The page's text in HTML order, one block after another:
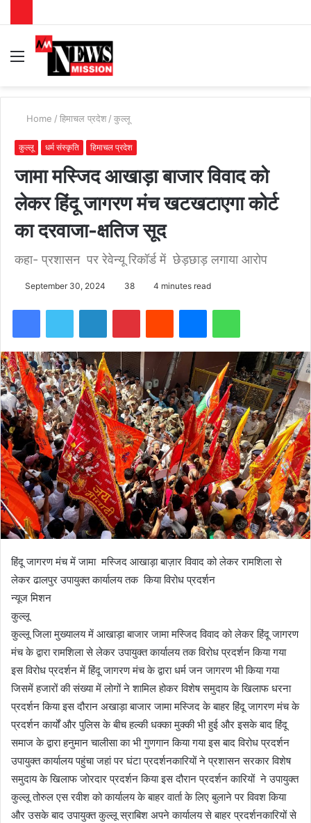
Menu
Home / हिमाचल प्रदेश / कुल्लू
कुल्लू धर्म संस्कृति हिमाचल प्रदेश
जामा मस्जिद आखाड़ा बाजार विवाद को
लेकर हिंदू जागरण मंच खटखटाएगा कोर्ट
का दरवाजा-क्षतिज सूद
कहा- प्रशासन पर रेवेन्यू रिकॉर्ड में छेड़छाड़ लगाया आरोप
September 30, 2024 38 4 minutes read
हिंदू जागरण मंच में जामा मस्जिद आखाड़ा बाज़ार विवाद को लेकर रामशिला से
लेकर ढालपुर उपायुक्त कार्यालय तक किया विरोध प्रदर्शन
न्यूज मिशन
कुल्लू
कुल्लू जिला मुख्यालय में आखाड़ा बाजार जामा मस्जिद विवाद को लेकर हिंदू जागरण
मंच के द्वारा रामशिला से लेकर उपायुक्त कार्यालय तक विरोध प्रदर्शन किया गया
इस विरोध प्रदर्शन में हिंदू जागरण मंच के द्वारा धर्म जन जागरण भी किया गया
जिसमें हजारों की संख्या में लोगों ने शामिल होकर विशेष समुदाय के खिलाफ धरना
प्रदर्शन किया इस दौरान अखाड़ा बाजार जामा मस्जिद के बाहर हिंदू जागरण मंच के
प्रदर्शन कार्यों और पुलिस के बीच हल्की धक्का मुक्की भी हुई और इसके बाद हिंदू
समाज के द्वारा हनुमान चालीसा का भी गुणगान किया गया इस बाद विरोध प्रदर्शन
उपायुक्त कार्यालय पहुंचा जहां पर घंटा प्रदर्शनकारियों ने प्रशासन सरकार विशेष
समुदाय के खिलाफ जोरदार प्रदर्शन किया इस दौरान प्रदर्शन कारियों ने उपायुक्त
कुल्लू तोरुल एस रवीश को कार्यालय के बाहर वार्ता के लिए बुलाने पर विवश किया
और उसके बाद उपायुक्त कुल्लू स्राबिश अपने कार्यालय से बाहर प्रदर्शनकारियों से